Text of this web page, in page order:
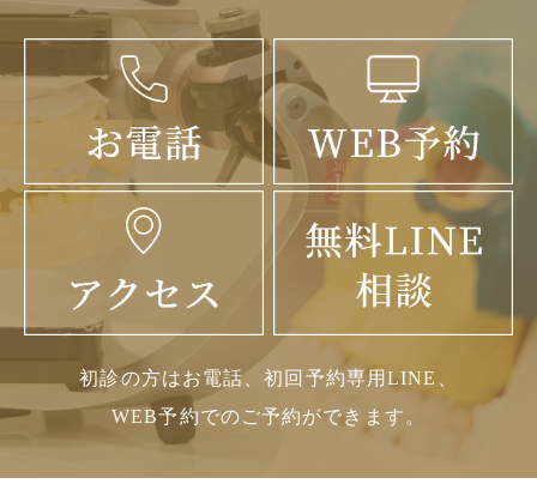
初診の方はお電話、初回予約専用LINE、
WEB予約でのご予約ができます。